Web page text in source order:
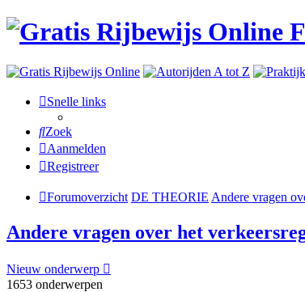
Snelle links
Zoek
Aanmelden
Registreer
Forumoverzicht DE THEORIE Andere vragen
Andere vragen over het
Nieuw onderwerp
1653 onderwerpen